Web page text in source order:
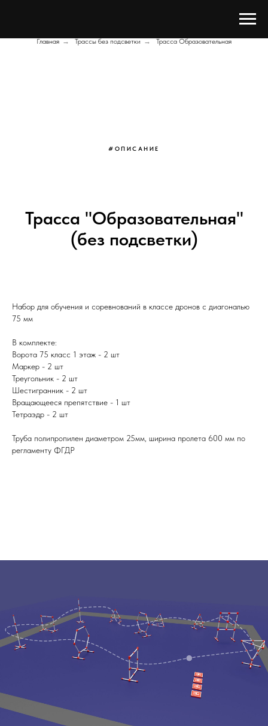
Главная → Трассы без подсветки → Трасса Образовательная
#ОПИСАНИЕ
Трасса "Образовательная"
(без подсветки)
Набор для обучения и соревнований в классе дронов с диагональю
75 мм
В комплекте:
Ворота 75 класс 1 этаж - 2 шт
Маркер - 2 шт
Треугольник - 2 шт
Шестигранник - 2 шт
Вращающееся препятствие - 1 шт
Тетраэдр - 2 шт
Труба полипропилен диаметром 25мм, ширина пролета 600 мм по
регламенту ФГДР